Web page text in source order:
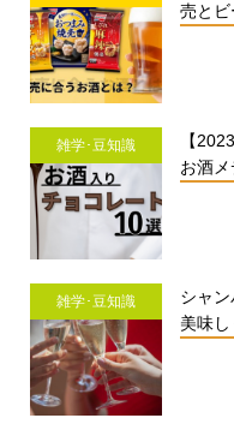
売とビ
雑学･豆知識
【
お酒メ
雑学･豆知識
シャ
美味し